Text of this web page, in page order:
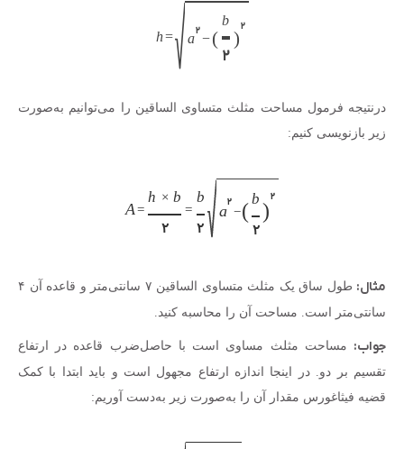
h= a۲− (
b
۲
)
۲
درنتیجه فرمول مساحت مثلث متساوی الساقین را می‌توانیم به‌صورت
زیر بازنویسی کنیم:
A=
h × b
۲
=
b
۲
a۲
−(
b
۲
)
۲
مثال:
طول ساق یک مثلث متساوی الساقین ۷ سانتی‌متر و قاعده آن ۴
سانتی‌متر است. مساحت آن را محاسبه کنید.
جواب: مساحت مثلث مساوی است با حاصل‌ضرب قاعده در ارتفاع
تقسیم بر دو. در اینجا اندازه ارتفاع مجهول است و باید ابتدا با کمک
قضیه فیثاغورس مقدار آن را به‌صورت زیر به‌دست آوریم: